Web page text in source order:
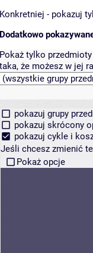
Konkretniej - pokazuj
Dodatkowo
Pokaż tylko
taka, że możesz w jej
pokazuj grupy
pokazuj skrócony
pokazuj cykle i
Jeśli chcesz zmienić
Pokaż opcje